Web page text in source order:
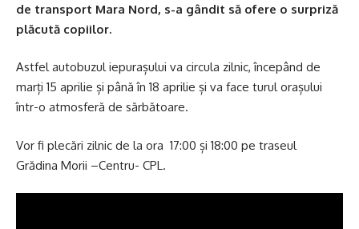
de transport Mara Nord, s-a gândit să ofere o surpriză
plăcută copiilor.
Astfel autobuzul iepurașului va circula zilnic, începând de
marți 15 aprilie și până în 18 aprilie și va face turul orașului
într-o atmosferă de sărbătoare.
Vor fi plecări zilnic de la ora 17:00 și 18:00 pe traseul
Grădina Morii –Centru- CPL.